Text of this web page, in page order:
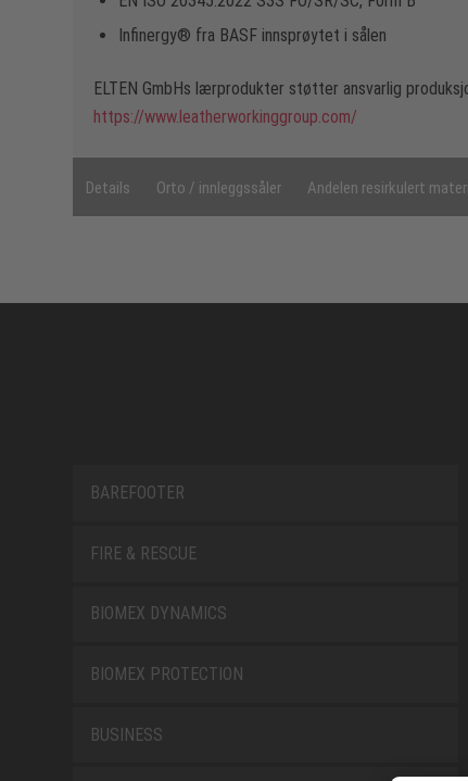
Infinergy® fra BASF innsprøytet i sålen
ELTEN GmbHs lærprodukter støtter ansvarlig
https://www.leatherworkinggroup.com/
Details Orto / innleggssåler Andelen resirkulert
BAREFOOTER
FIRE & RESCUE
BIOMEX DYNAMICS
BIOMEX PROTECTION
BUSINESS